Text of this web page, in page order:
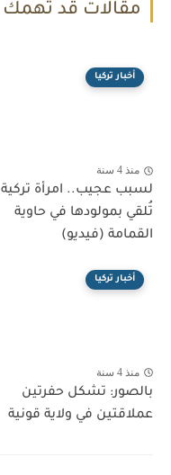
مقالات قد تهمك
أخبار تركيا
منذ 4 سنة
لسبب عجيب.. امرأة تركية
تُلقي بمولودها في حاوية
القمامة (فيديو)
أخبار تركيا
منذ 4 سنة
بالصور: تشكل حفرتين
عملاقتين في ولاية قونية